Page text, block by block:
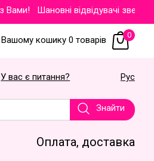
Шановні відвідувачі звертаємо
кошику 0 товарів 0
У вас є питання? Рус
Знайти
Оплата, доставка